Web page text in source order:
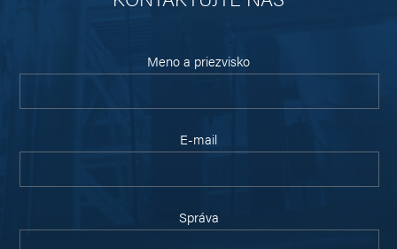
Meno a priezvisko
E-mail
Správa